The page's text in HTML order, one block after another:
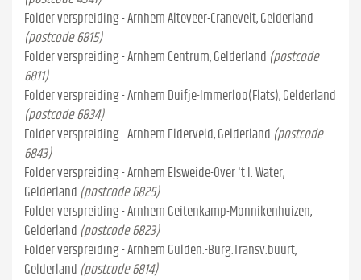
Folder verspreiding - Arnhem Alteveer-Cranevelt, Gelderland
(postcode 6815)
Folder verspreiding - Arnhem Centrum, Gelderland (postcode
6811)
Folder verspreiding - Arnhem Duifje-Immerloo(Flats), Gelderland
(postcode 6834)
Folder verspreiding - Arnhem Elderveld, Gelderland (postcode
6843)
Folder verspreiding - Arnhem Elsweide-Over 't l. Water,
Gelderland (postcode 6825)
Folder verspreiding - Arnhem Geitenkamp-Monnikenhuizen,
Gelderland (postcode 6823)
Folder verspreiding - Arnhem Gulden.-Burg.Transv.buurt,
Gelderland (postcode 6814)